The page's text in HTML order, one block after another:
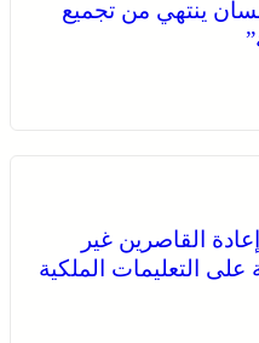
ينتهي من تجميع
القاصرين غير
على التعليمات الملكية